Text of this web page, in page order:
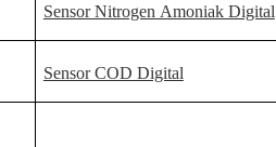
Sensor Nitrogen Amoniak Digital
Sensor COD Digital